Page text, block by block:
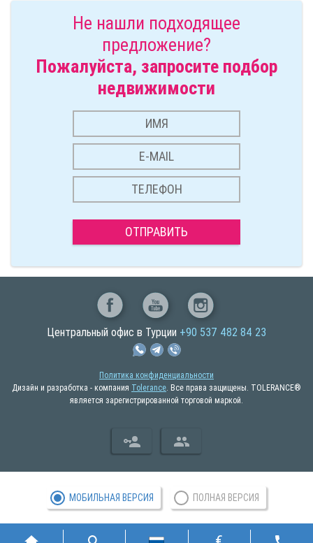
Не нашли подходящее
предложение?
Пожалуйста, запросите подбор
недвижимости
ОТПРАВИТЬ
Центральный офис в Турции +90 537 482 84 23
Политика конфиденциальности
Дизайн и разработка - компания Tolerance. Все права защищены. TOLERANCE®
является зарегистрированной торговой маркой.
МОБИЛЬНАЯ ВЕРСИЯ ПОЛНАЯ ВЕРСИЯ